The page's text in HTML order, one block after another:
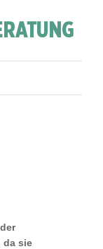
da sie